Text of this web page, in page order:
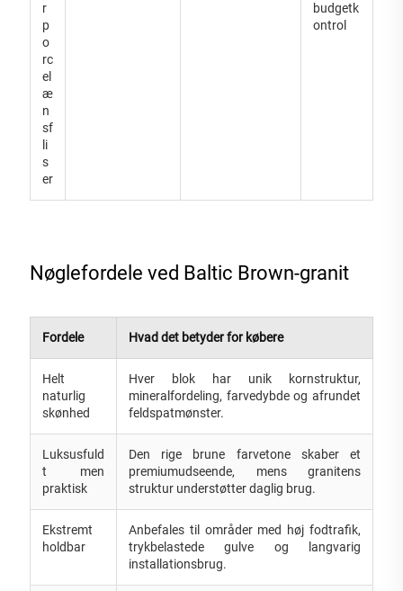
r
p
o
rc
el
æ
n
sf
li
s
er
budgetk
ontrol
Nøglefordele ved Baltic Brown-granit
Fordele Hvad det betyder for købere
Helt
naturlig
skønhed
Hver blok har unik kornstruktur,
mineralfordeling, farvedybde og afrundet
feldspatmønster.
Luksusfuld
t men
praktisk
Den rige brune farvetone skaber et
premiumudseende, mens granitens
struktur understøtter daglig brug.
Ekstremt
holdbar
Anbefales til områder med høj fodtrafik,
trykbelastede gulve og langvarig
installationsbrug.